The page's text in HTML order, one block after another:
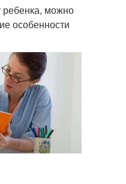
можно
особенности